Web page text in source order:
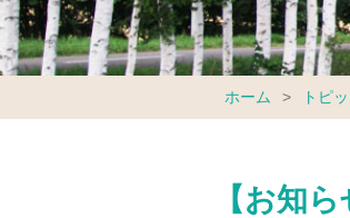
ホーム > トピ
【お知